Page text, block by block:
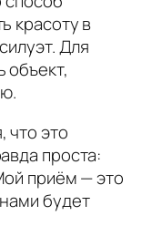
красоту в
Для
объект,
что это
проста:
приём — это
будет